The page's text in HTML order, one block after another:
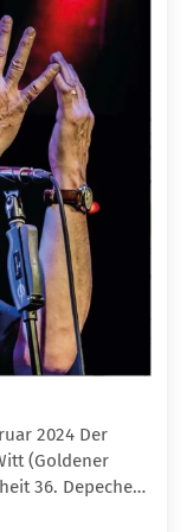
2024 Der
(Goldener
36. Depeche…